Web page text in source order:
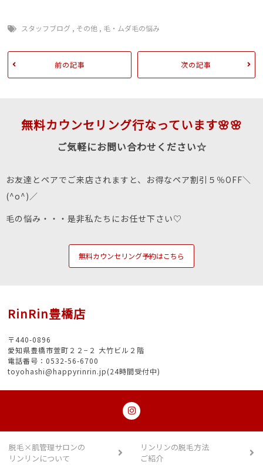
スタッフブログ , その他 , 毛・ムダ毛の悩み
前の記事 次の記事
無料カウンセリング行なっています🌸🌸
ご気軽にお問い合わせください☆
お友達とペアでご来店されますと、お得なペア割引５％OFF＼
(^o^)／
毛の悩み・・・是非私たちにお任せ下さい♡
無料カウンセリング予約はこちら
RinRin豊橋店
〒440-0896
愛知県豊橋市萱町２２−２ 大竹ビル２階
電話番号：0532-56-6700
toyohashi@happyrinrin.jp(24時間受付中)
脱毛×肌管理サロンの
リンリンについて
リンリンの脱毛方法
ご紹介